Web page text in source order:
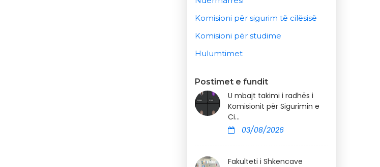
Komisioni për sigurim të cilësisë
Komisioni për studime
Hulumtimet
Postimet e fundit
U mbajt takimi i radhës i
Komisionit për Sigurimin e
Ci...
03/08/2026
Fakulteti i Shkencave